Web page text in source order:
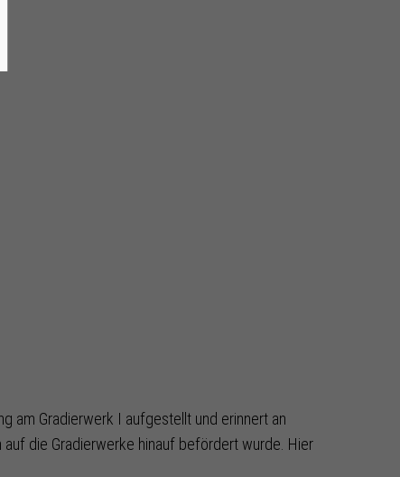
am Gradierwerk I aufgestellt und erinnert an
die Gradierwerke hinauf befördert wurde. Hier